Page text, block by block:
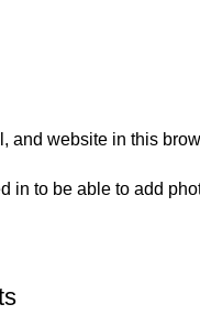
and website in this
in to be able to add